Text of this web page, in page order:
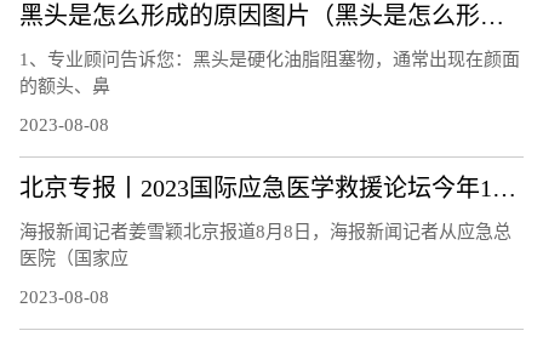
黑头是怎么形成的原因图片（黑头是怎么形成的）
1、专业顾问告诉您：黑头是硬化油脂阻塞物，通常出现在颜面
的额头、鼻
2023-08-08
北京专报丨2023国际应急医学救援论坛今年10月举办
海报新闻记者姜雪颖北京报道8月8日，海报新闻记者从应急总
医院（国家应
2023-08-08